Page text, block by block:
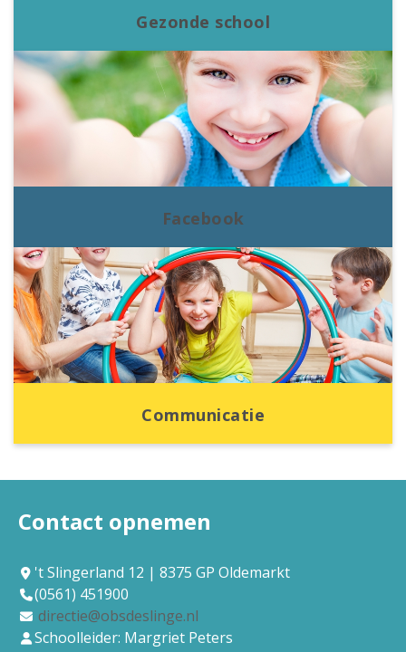
Gezonde school
Facebook
Communicatie
Contact opnemen
't Slingerland 12 | 8375 GP Oldemarkt
(0561) 451900
directie@obsdeslinge.nl
Schoolleider: Margriet Peters